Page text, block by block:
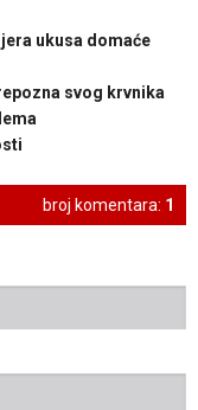
ukusa domaće
svog krvnika
broj komentara: 1